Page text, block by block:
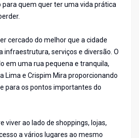
para quem quer ter uma vida prática
cercado do melhor que a cidade
infraestrutura, serviços e diversão. O
em uma rua pequena e tranquila,
Lima e Crispim Mira proporcionando
para os pontos importantes do
viver ao lado de shoppings, lojas,
a vários lugares ao mesmo